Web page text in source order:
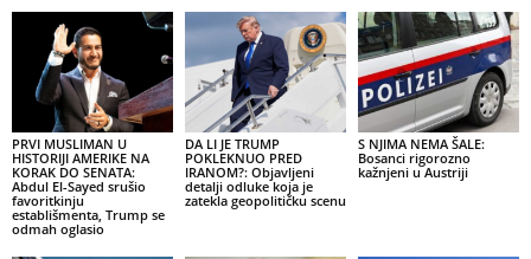
PRVI MUSLIMAN U
HISTORIJI AMERIKE NA
KORAK DO SENATA:
Abdul El-Sayed srušio
favoritkinju
establišmenta, Trump se
odmah oglasio
DA LI JE TRUMP
POKLEKNUO PRED
IRANOM?: Objavljeni
detalji odluke koja je
zatekla geopolitičku scenu
S NJIMA NEMA ŠALE:
Bosanci rigorozno
kažnjeni u Austriji